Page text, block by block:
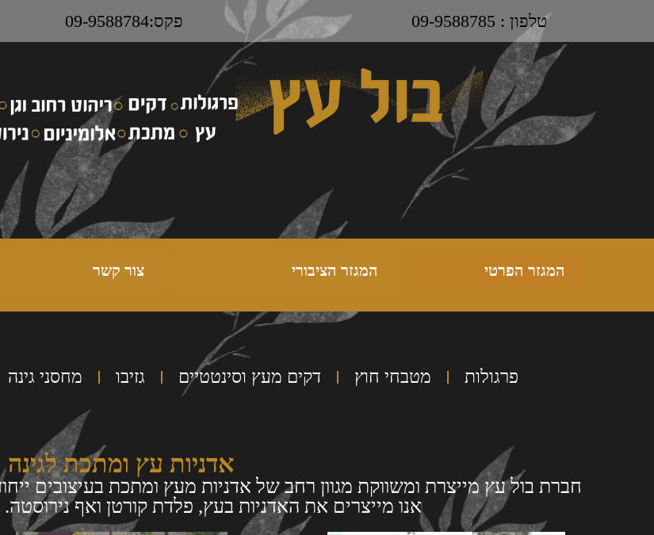
טלפון : 09-9588785 פקס:09-9588784
המגזר הפרטי המגזר הציבורי צור קשר
פרגולות מטבחי חוץ דקים מעץ וסינטטיים גזיבו מחסני גינה
אדניות עץ ומתכת לגינה
חברת בול עץ מייצרת ומשווקת מגוון רחב של אדניות מעץ ומתכת בעיצובים
אנו מייצרים את האדניות בעץ, פלדת קורטן ואף